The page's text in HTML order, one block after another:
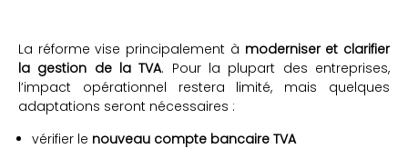
La réforme vise principalement à moderniser et clarifier
la gestion de la TVA. Pour la plupart des entreprises,
l’impact opérationnel restera limité, mais quelques
adaptations seront nécessaires :
vérifier le nouveau compte bancaire TVA